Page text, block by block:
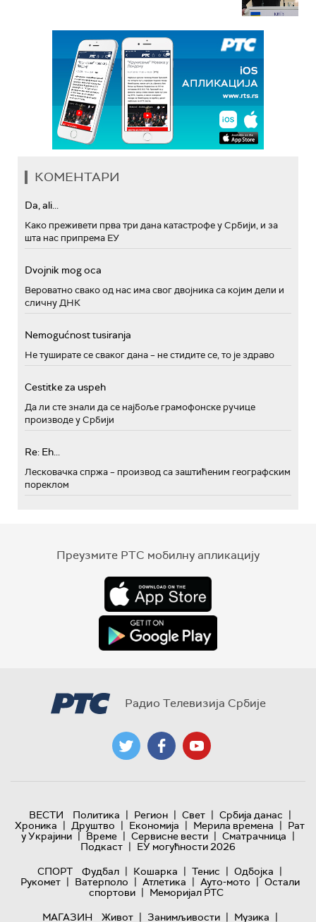
КОМЕНТАРИ
Da, ali...
Како преживети прва три дана катастрофе у Србији, и за
шта нас припрема ЕУ
Dvojnik mog oca
Вероватно свако од нас има свог двојника са којим дели и
сличну ДНК
Nemogućnost tusiranja
Не туширате се сваког дана – не стидите се, то је здраво
Cestitke za uspeh
Да ли сте знали да се најбоље грамофонске ручице
производе у Србији
Re: Eh...
Лесковачка спржа – производ са заштићеним географским
пореклом
Преузмите РТС мобилну апликацију
Радио Телевизија Србије
ВЕСТИ Политика | Регион | Свет | Србија данас |
Хроника | Друштво | Економија | Мерила времена | Рат
у Украјини | Време | Сервисне вести | Сматрачница |
Подкаст | ЕУ могућности 2026
СПОРТ
Фудбал | Кошарка | Тенис | Одбојка |
Рукомет | Ватерполо | Атлетика | Ауто-мото | Остали
спортови | Меморијал РТС
МАГАЗИН
Живот | Занимљивости | Музика |